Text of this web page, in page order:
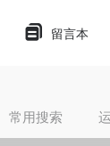
留言本
常用搜索